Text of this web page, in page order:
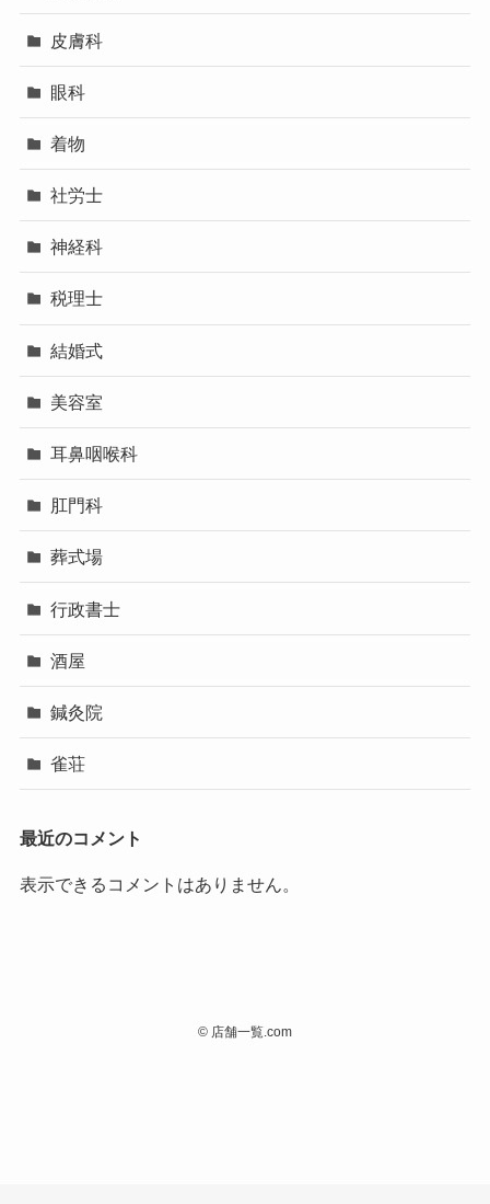
皮膚科
眼科
着物
社労士
神経科
税理士
結婚式
美容室
耳鼻咽喉科
肛門科
葬式場
行政書士
酒屋
鍼灸院
雀荘
最近のコメント
表示できるコメントはありません。
© 店舗一覧.com